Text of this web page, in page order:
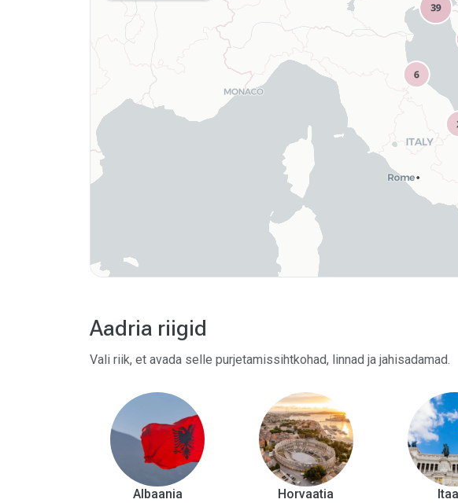
Aadria riigid
Vali riik, et avada selle purjetamissihtkohad, linnad ja jahisadamad.
Albaania Horvaatia